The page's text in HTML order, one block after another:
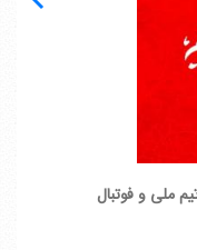
ملی و فوتبال